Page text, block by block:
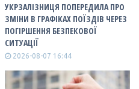
УКРЗАЛІЗНИЦЯ ПОПЕРЕДИЛА ПРО
ЗМІНИ В ГРАФІКАХ ПОЇЗДІВ ЧЕРЕЗ
ПОГІРШЕННЯ БЕЗПЕКОВОЇ
СИТУАЦІЇ
2026-08-07 16:44